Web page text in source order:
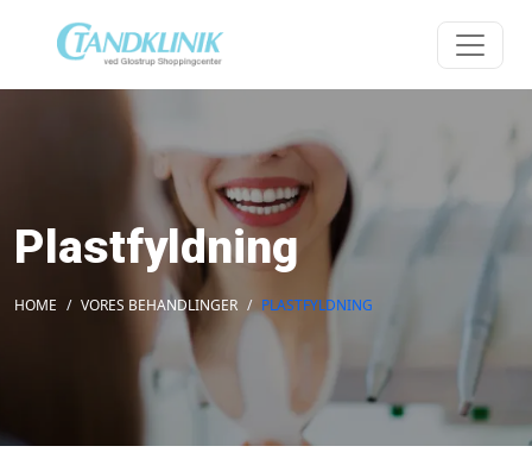
Plastfyldning
HOME VORES BEHANDLINGER PLASTFYLDNING